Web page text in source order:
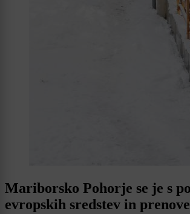
Mariborsko Pohorje se je s
evropskih sredstev in